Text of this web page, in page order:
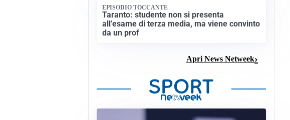
EPISODIO TOCCANTE
Taranto: studente non si presenta
all’esame di terza media, ma viene convinto
da un prof
Apri News Netweek